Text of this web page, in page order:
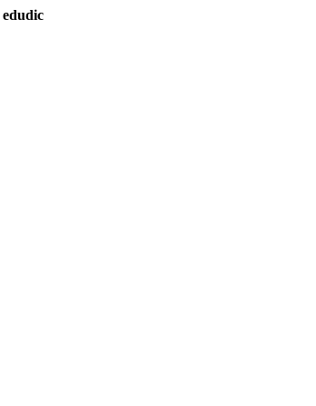
edudic